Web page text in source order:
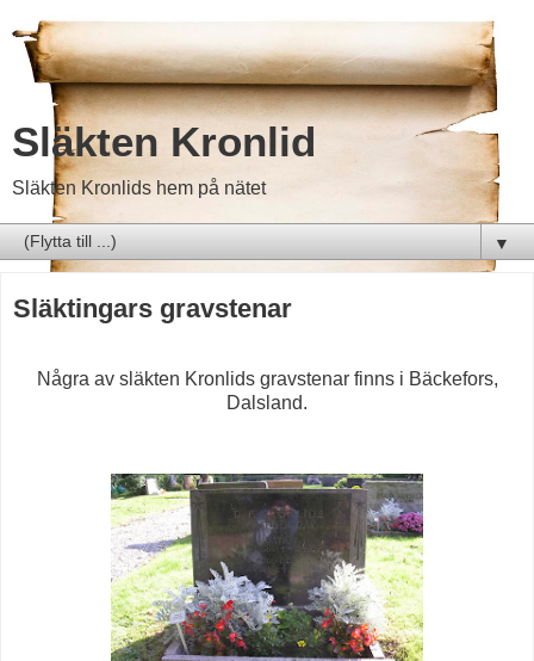
Släkten Kronlid
Släkten Kronlids hem på nätet
▼
Släktingars gravstenar
Några av släkten Kronlids gravstenar finns i Bäckefors,
Dalsland.